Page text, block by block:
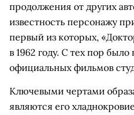
продолжения от других
известность персонажу
первый из которых,
в 1962 году. С тех пор
официальных фильмов
Ключевыми чертами
являются его